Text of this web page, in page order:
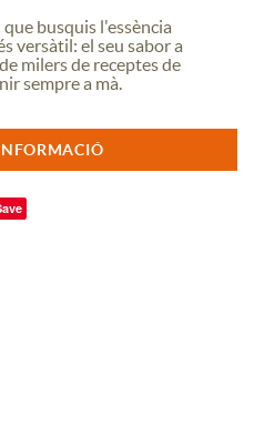
busquis l'essència
versàtil: el seu sabor a
milers de receptes de
sempre a mà.